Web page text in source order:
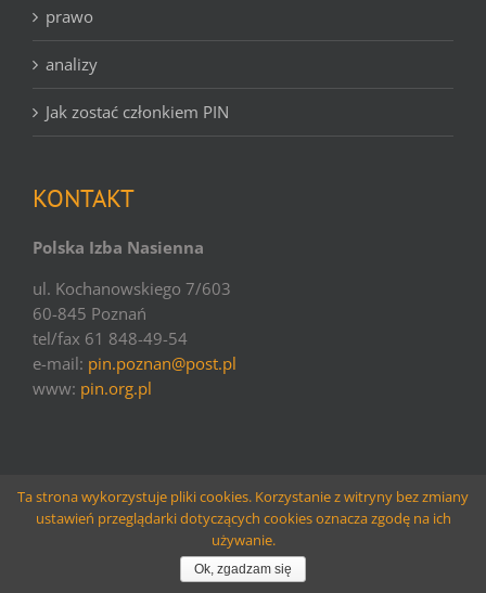
prawo
analizy
Jak zostać członkiem PIN
KONTAKT
Polska Izba Nasienna
ul. Kochanowskiego 7/603
60-845 Poznań
tel/fax 61 848-49-54
e-mail: pin.poznan@post.pl
www: pin.org.pl
© copyright PIN | 2016 | websolutionsLarido
Facebook
Email
Ta strona wykorzystuje pliki cookies. Korzystanie z witryny bez zmiany
ustawień przeglądarki dotyczących cookies oznacza zgodę na ich
używanie.
Ok, zgadzam się